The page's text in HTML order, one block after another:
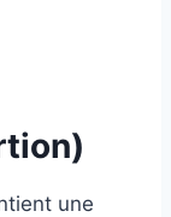
une